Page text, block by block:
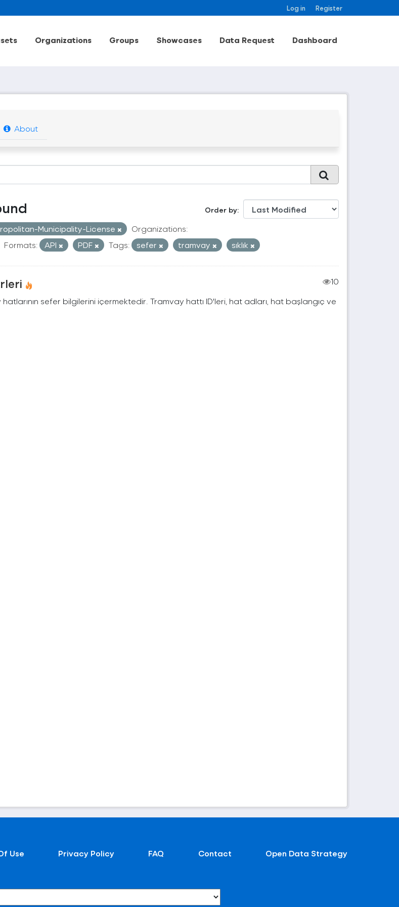
Log in Register
Organizations Groups Showcases Data Request Dashboard
About
Order by
Municipality-License
Organizations:
Formats: API PDF Tags: sefer tramvay sıklık
10
sefer bilgilerini içermektedir. Tramvay hattı ID'leri, hat adları, hat başlangıç ve
Use Privacy Policy FAQ Contact Open Data Strategy